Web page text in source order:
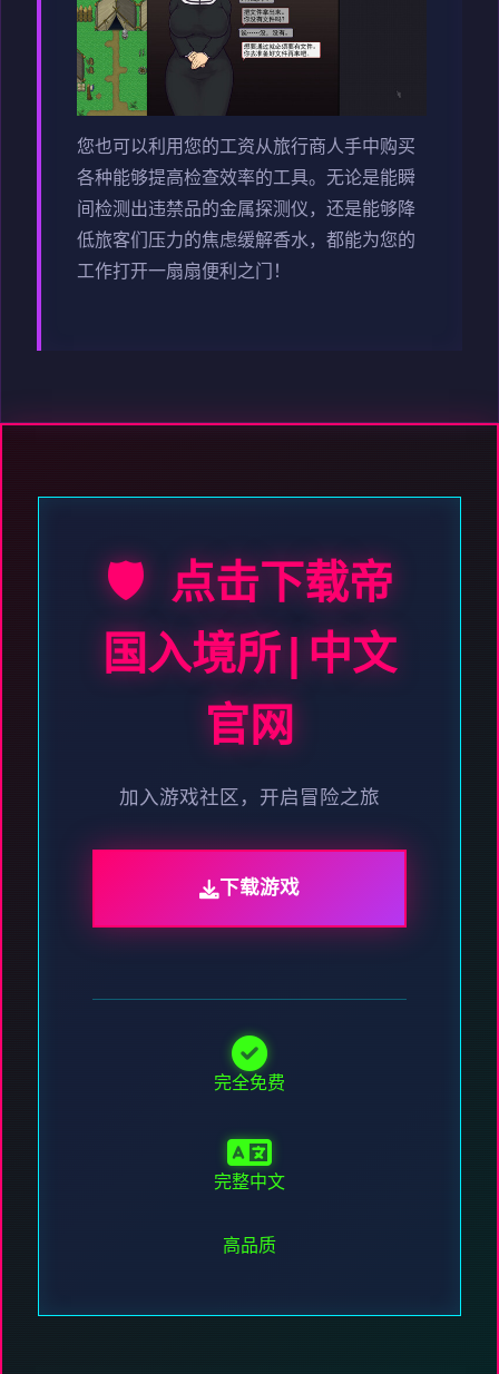
您也可以利用您的工资从旅行商人手中购买
各种能够提高检查效率的工具。无论是能瞬
间检测出违禁品的金属探测仪，还是能够降
低旅客们压力的焦虑缓解香水，都能为您的
工作打开一扇扇便利之门！
🛡️ 点击下载帝
国入境所|中文
官网
加入游戏社区，开启冒险之旅
下载游戏
完全免费
完整中文
高品质